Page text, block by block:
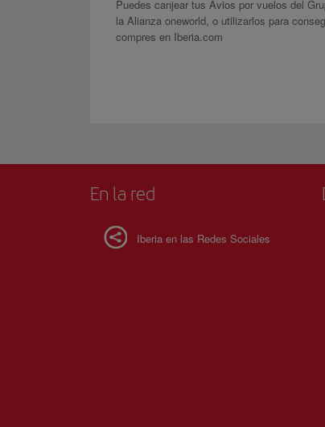
Puedes canjear tus Avios por vuelos del
la Alianza oneworld, o utilizarlos para
compres en Iberia.com
En la red
Iberia en las Redes Sociales